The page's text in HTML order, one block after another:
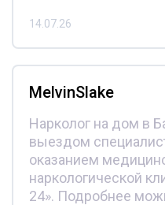
14.07.26
MelvinSlake
Нарколог на дом в
выездом
оказанием
наркологической
24». Подробнее